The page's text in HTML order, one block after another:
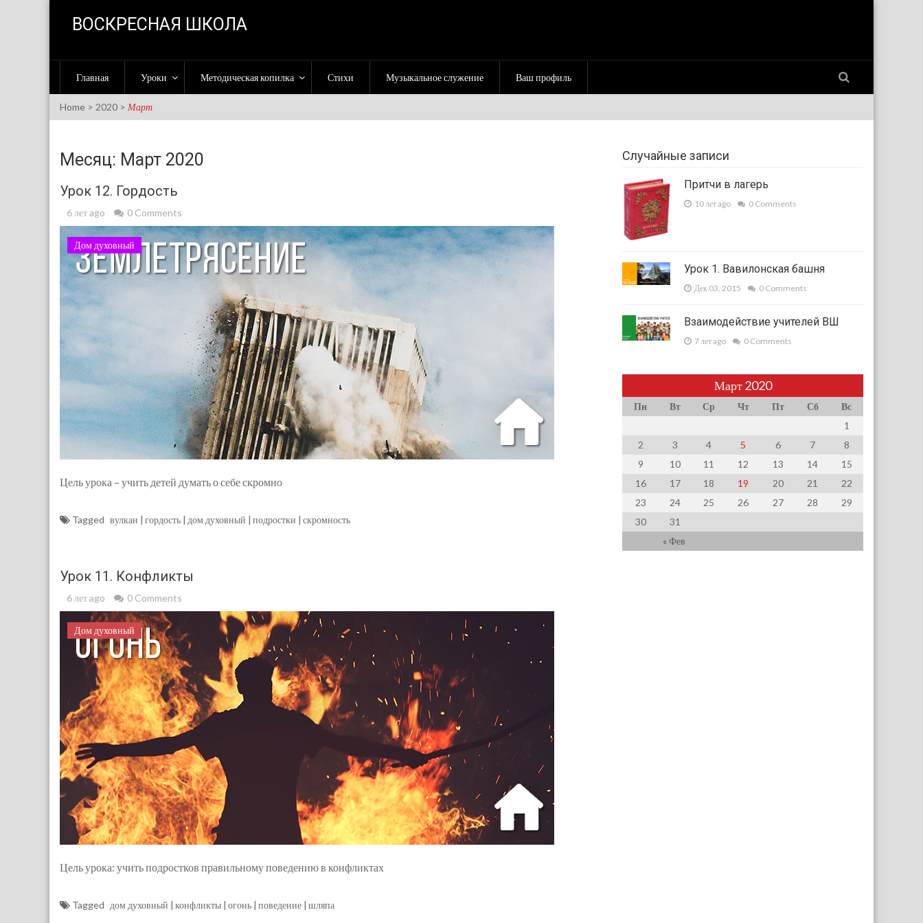
ВОСКРЕСНАЯ ШКОЛА
Главная Уроки Методическая копилка Стихи Музыкальное служение Ваш профиль
Home > 2020 > Март
Месяц: Март 2020
Урок 12. Гордость
6 лет ago 0 Comments
Дом духовный
Цель урока – учить детей думать о себе скромно
Tagged вулкан гордость дом духовный подростки скромность
Урок 11. Конфликты
6 лет ago 0 Comments
Дом духовный
Цель урока: учить подростков правильному поведению в конфликтах
Tagged дом духовный конфликты огонь поведение шляпа
Случайные записи
Притчи в лагерь
10 лет ago 0 Comments
Урок 1. Вавилонская башня
Дек 03, 2015 0 Comments
Взаимодействие учителей ВШ
7 лет ago 0 Comments
Март 2020
Пн Вт Ср Чт Пт Сб Вс
« Фев
1
2
3 4 5 6 7
8
9
10 11 12 13 14
15
16
17 18 19 20 21
22
23
24 25 26 27 28
29
30
31